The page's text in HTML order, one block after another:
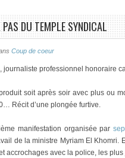
DU TEMPLE SYNDICAL
Coup de coeur
journaliste professionnel honoraire
soit après soir avec plus ou
Récit d’une plongée furtive.
manifestation organisée par
de la ministre Myriam El Khomri.
accrochages avec la police, les